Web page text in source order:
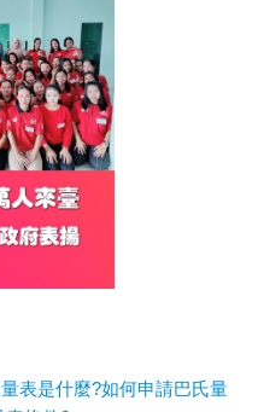
表是什麼?如何申請巴氏量